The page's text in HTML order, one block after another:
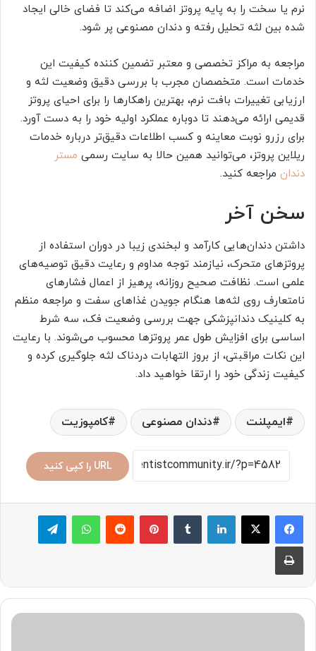
نرم یا سخت را به پایه پروتز اضافه می‌کند تا فضای خالی ایجاد
شده بین لثه تحلیل رفته و دندان مصنوعی پر شود.
مراجعه به مراکز تخصصی و معتبر تضمین کننده کیفیت این
خدمات است. متخصصان مجرب با بررسی دقیق وضعیت لثه و
ارزیابی تغییرات بافت نرم، بهترین راهکارها را برای احیای پروتز
قدیمی ارائه می‌دهند تا دوباره عملکرد اولیه خود را به دست آورد.
برای رزرو نوبت معاینه و کسب اطلاعات دقیق‌تر درباره خدمات
ریلاین پروتز، می‌توانید همین حالا به سایت رسمی مستر
دندان مراجعه کنید.
سخن آخر
داشتن دندان‌هایی کارآمد و لبخندی زیبا در دوران استفاده از
پروتزهای متحرک، نیازمند توجه مداوم و رعایت دقیق توصیه‌های
علمی است. نظافت صحیح روزانه، پرهیز از اعمال فشارهای
نامتعارف روی لثه‌ها هنگام جویدن غذاهای سفت و مراجعه منظم
به کلینیک دندانپزشکی جهت بررسی وضعیت فک، سه شرط
اساسی برای افزایش طول عمر پروتزها محسوب می‌شوند. با رعایت
این نکات مراقبتی، از بروز التهابات دردناک لثه جلوگیری کرده و
کیفیت زندگی خود را ارتقا خواهید داد.
ایمپلنت دندان مصنوعی کامپوزیت
URL را کپی کنید
لینکدین ‫تامبلر پینترست‫رددیت واتس آپ تلگرام
چاپ
ایمپلنت